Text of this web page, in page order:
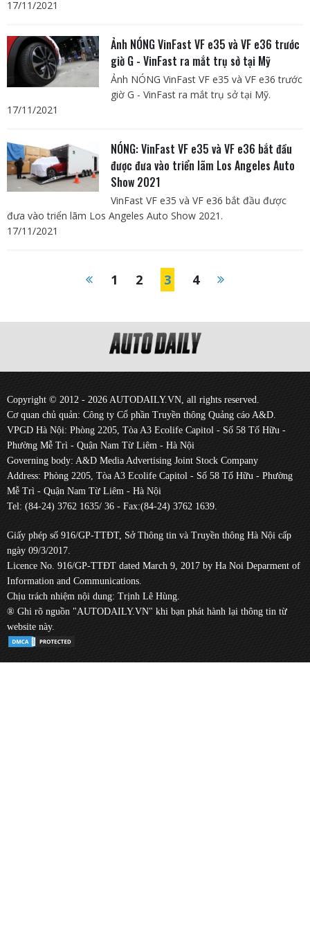
17/11/2021
Ảnh NÓNG VinFast VF e35 và VF e36 trước
giờ G - VinFast ra mắt trụ sở tại Mỹ
Ảnh NÓNG VinFast VF e35 và VF e36 trước
giờ G - VinFast ra mắt trụ sở tại Mỹ.
17/11/2021
NÓNG: VinFast VF e35 và VF e36 bắt đầu
được đưa vào triển lãm Los Angeles Auto
Show 2021
VinFast VF e35 và VF e36 bắt đầu được
đưa vào triển lãm Los Angeles Auto Show 2021.
17/11/2021
1 2 3 4
Copyright © 2012 - 2026 AUTODAILY.VN, all rights reserved.
Cơ quan chủ quản: Công ty Cổ phần Truyền thông Quảng cáo A&D.
VPGD Hà Nội: Phòng 2205, Tòa A3 Ecolife Capitol - Số 58 Tố Hữu -
Phường Mễ Trì - Quận Nam Từ Liêm - Hà Nội
Governing body: A&D Media Advertising Joint Stock Company
Address: Phòng 2205, Tòa A3 Ecolife Capitol - Số 58 Tố Hữu - Phường
Mễ Trì - Quận Nam Từ Liêm - Hà Nội
Tel: (84-24) 3762 1635/ 36 - Fax:(84-24) 3762 1639.
Giấy phép số 916/GP-TTĐT, Sở Thông tin và Truyền thông Hà Nội cấp
ngày 09/3/2017.
Licence No. 916/GP-TTĐT dated March 9, 2017 by Ha Noi Deparment of
Information and Communications.
Chịu trách nhiệm nội dung: Trịnh Lê Hùng.
® Ghi rõ nguồn "AUTODAILY.VN" khi bạn phát hành lại thông tin từ
website này.